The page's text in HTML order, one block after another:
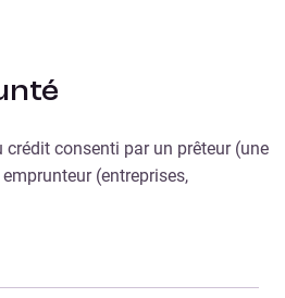
consenti par un prêteur (une
(entreprises,